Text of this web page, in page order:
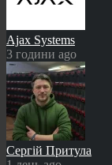
Ajax Systems
3 години ago
Сергій Притула